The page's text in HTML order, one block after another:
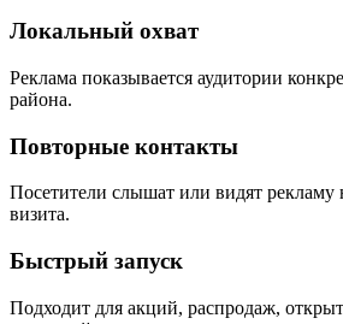
Локальный охват
Реклама показывается аудитории
района.
Повторные контакты
Посетители слышат или видят рекламу
визита.
Быстрый запуск
Подходит для акций, распродаж,